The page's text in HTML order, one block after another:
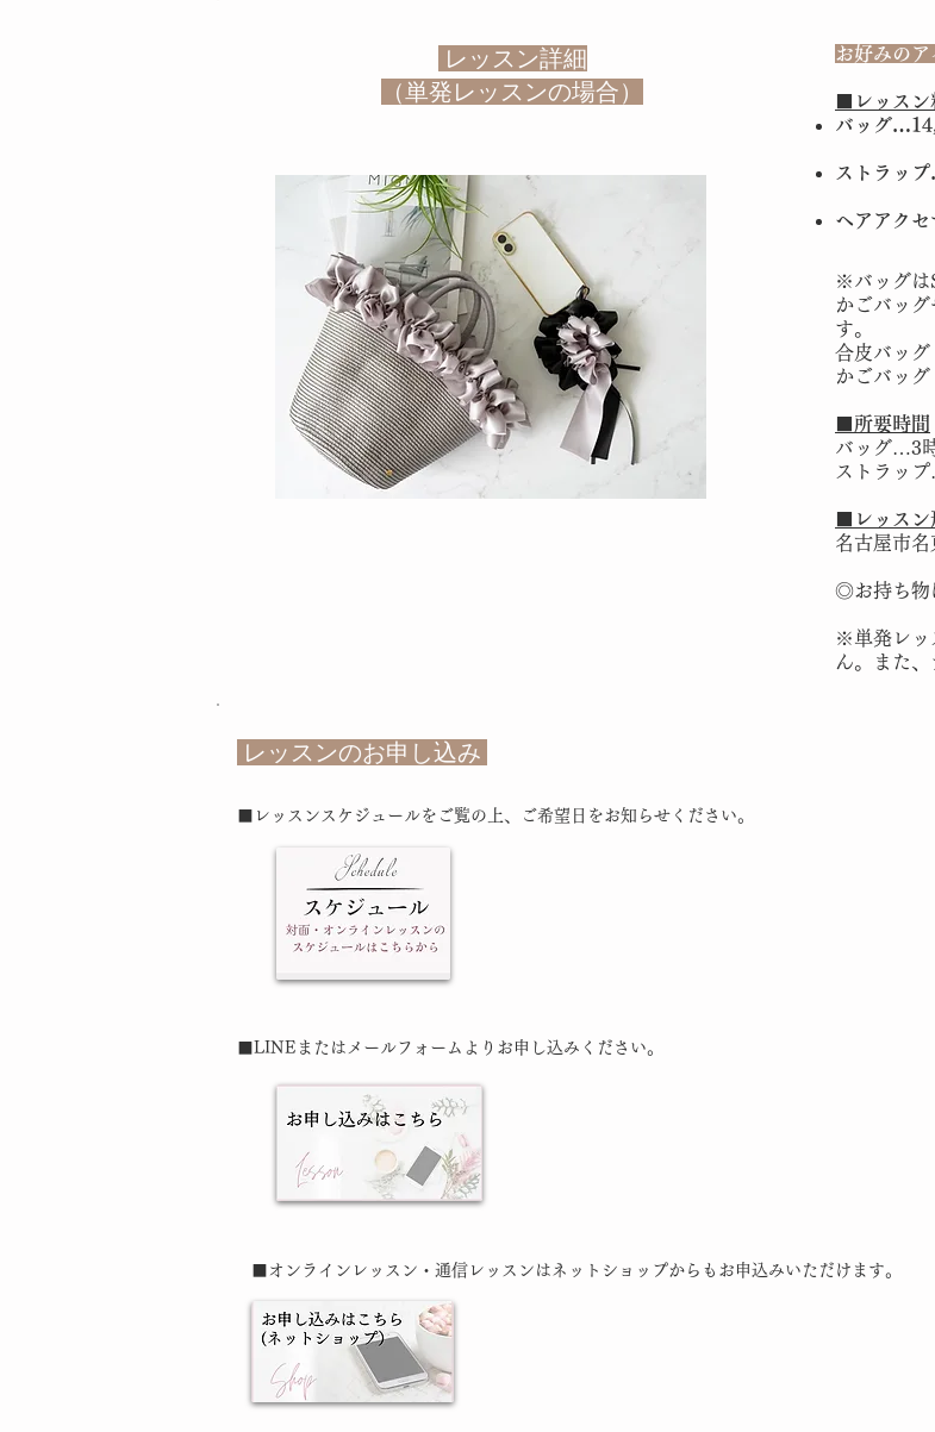
レッスン詳細
​（単発レッスンの場合）
お好みの
​​■レッスン
バッグ
ストラッ
ヘアアク
※バッグは
かごバッ
す。
合皮バッ
かごバッ
■所要時間
バッグ…3
ストラッ
​■レッスン
名古屋市
◎お持ち物
​※単発レッ
ん。また、
レッスンのお申し込み
■レッスンスケジュールをご覧の上、ご希望日をお知らせください。
■LINEまたはメールフォームよりお申し込みください。
■オンラインレッスン・通信レッスンはネットショップからもお申込みいただけます。